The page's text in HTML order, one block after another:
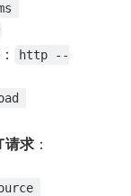
：
http --
请求 ：